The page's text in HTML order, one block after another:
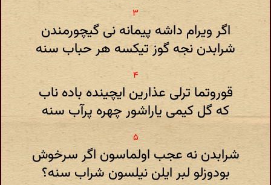
اگر ویرام داشه پیمانه نی گیچورمندن
شرابدن نجه گوز تیکسه هر حباب سنه
قوروتما ترلی عذارین ایچینده باده ناب
که گل کیمی یاراشور چهره پرآب سنه
شرابدن نه عجب اولماسون اگر سرخوش
بودوزلو لبر ایلن نیلسون شراب سنه؟